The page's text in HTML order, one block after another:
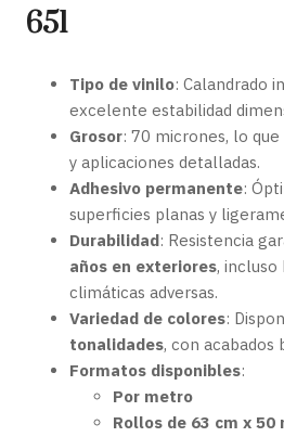
651
Tipo de vinilo: Calandrado
excelente estabilidad
Grosor: 70 micrones, lo
y aplicaciones detalladas.
Adhesivo permanente:
superficies planas y
Durabilidad: Resistencia
años en exteriores, incluso
climáticas adversas.
Variedad de colores:
tonalidades, con
Formatos disponibles:
Por metro
Rollos de 63 cm x 50